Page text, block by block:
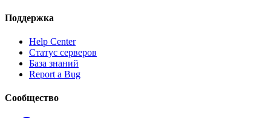
Поддержка
Help Center
Статус серверов
База знаний
Report a Bug
Сообщество